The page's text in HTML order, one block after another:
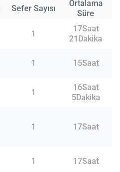
Sefer Sayısı
Ortalama
Süre
1
17Saat
21Dakika
1 15Saat
1
16Saat
5Dakika
1 17Saat
1 17Saat